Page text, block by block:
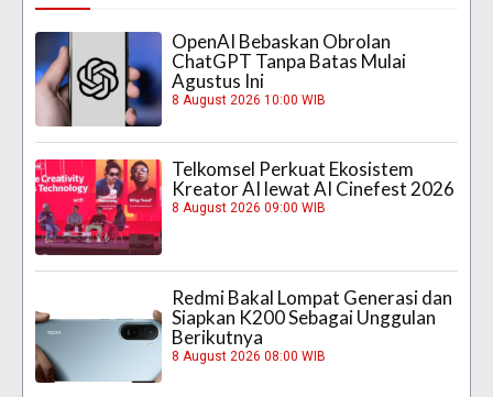
OpenAI Bebaskan Obrolan
ChatGPT Tanpa Batas Mulai
Agustus Ini
8 August 2026 10:00 WIB
Telkomsel Perkuat Ekosistem
Kreator AI lewat AI Cinefest 2026
8 August 2026 09:00 WIB
Redmi Bakal Lompat Generasi dan
Siapkan K200 Sebagai Unggulan
Berikutnya
8 August 2026 08:00 WIB